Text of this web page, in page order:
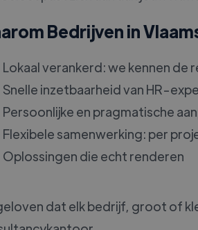
Bedrijven in
Lokaal verankerd: we kennen de
Snelle inzetbaarheid van HR-
Persoonlijke en pragmatische
Flexibele samenwerking: per
Oplossingen die echt renderen
dat elk bedrijf, groot of